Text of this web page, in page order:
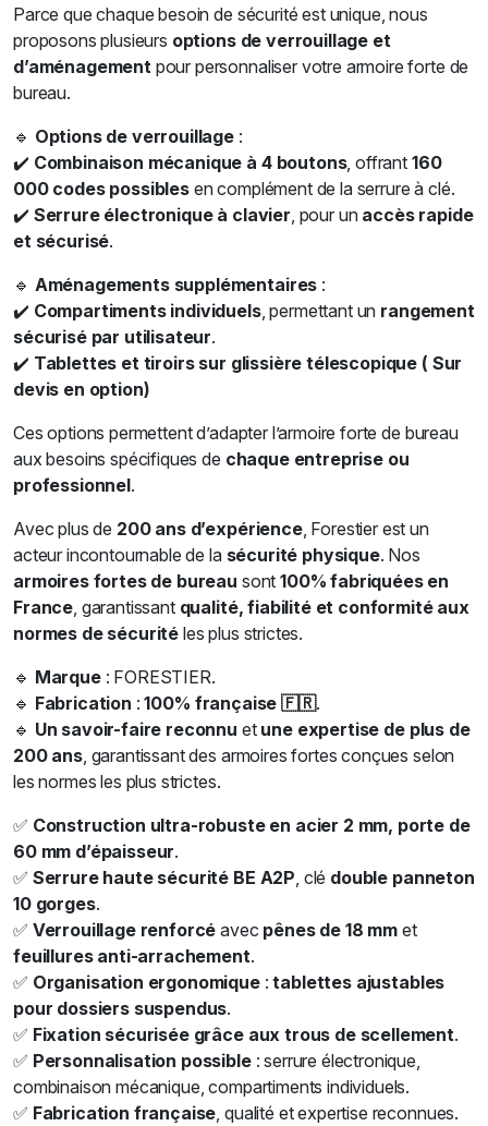
Parce que chaque besoin de sécurité est unique, nous
proposons plusieurs options de verrouillage et
d’aménagement pour personnaliser votre armoire forte de
bureau.
🔹 Options de verrouillage :
✔️ Combinaison mécanique à 4 boutons, offrant 160
000 codes possiblesen complément de la serrure à clé.
✔️ Serrure électronique à clavier , pour un accès rapide
et sécurisé.
🔹 Aménagements supplémentaires :
✔️ Compartiments individuels, permettant un rangement
sécurisé par utilisateur.
✔️ Tablettes et tiroirs sur glissière télescopique ( Sur
devis en option)
Ces options permettent d’adapter l’armoire forte de bureau
aux besoins spécifiques de chaque entreprise ou
professionnel.
Avec plus de 200 ans d’expérience, Forestier est un
acteur incontournable de la sécurité physique. Nos
armoires fortes de bureau sont100% fabriquées en
France , garantissant qualité, fiabilité et conformité aux
normes de sécurité les plus strictes.
🔹 Marque: FORESTIER.
🔹 Fabrication :100% française 🇫🇷.
🔹 Un savoir-faire reconnu et une expertise de plus de
200 ans, garantissant des armoires fortes conçues selon
les normes les plus strictes.
✅ Construction ultra-robuste en acier 2 mm, porte de
60 mm d’épaisseur.
✅ Serrure haute sécurité BE A2P , clé double panneton
10 gorges.
✅ Verrouillage renforcé avec pênes de 18 mm et
feuillures anti-arrachement.
✅ Organisation ergonomique:tablettes ajustables
pour dossiers suspendus.
✅ Fixation sécurisée grâce aux trous de scellement.
✅ Personnalisation possible: serrure électronique,
combinaison mécanique, compartiments individuels.
✅ Fabrication française , qualité et expertise reconnues.